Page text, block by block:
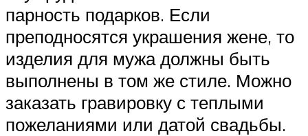
парность подарков. Если
преподносятся украшения жене, то
изделия для мужа должны быть
выполнены в том же стиле. Можно
заказать гравировку с теплыми
пожеланиями или датой свадьбы.